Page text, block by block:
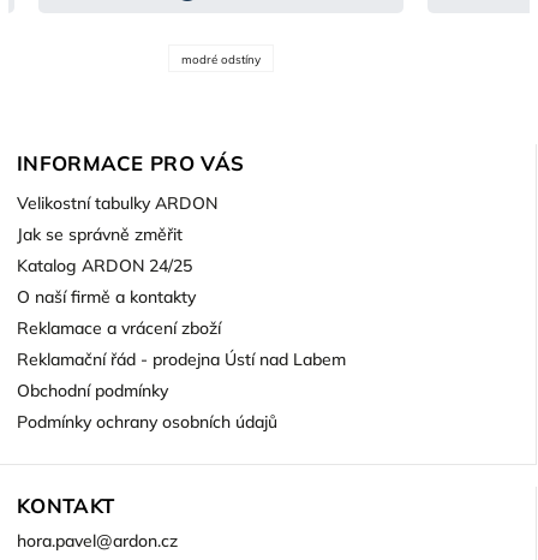
INFORMACE PRO VÁS
Velikostní tabulky ARDON
Jak se správně změřit
Katalog ARDON 24/25
O naší firmě a kontakty
Reklamace a vrácení zboží
Reklamační řád - prodejna Ústí nad Labem
Obchodní podmínky
Podmínky ochrany osobních údajů
KONTAKT
hora.pavel@ardon.cz